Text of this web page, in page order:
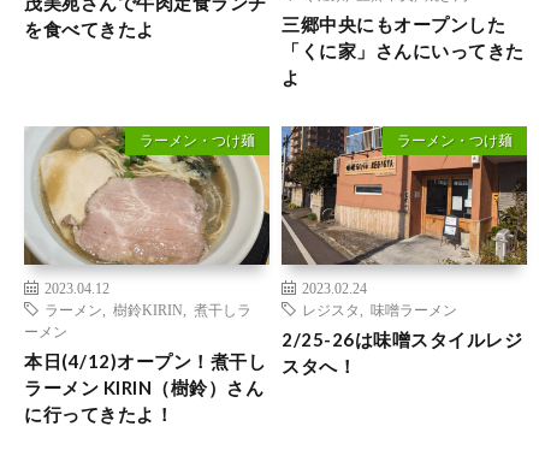
を食べてきたよ
三郷中央にもオープンした
「くに家」さんにいってきた
よ
ラーメン・つけ麺
2023.04.12
ラーメン
樹鈴KIRIN
煮干しラ
ーメン
本日(4/12)オープン！煮干し
ラーメン KIRIN（樹鈴）さん
に行ってきたよ！
ラーメン・つけ麺
2023.02.24
レジスタ
味噌ラーメン
2/25-26は味噌スタイルレジ
スタへ！